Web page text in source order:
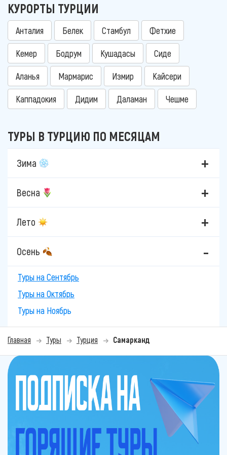
КУРОРТЫ ТУРЦИИ
Анталия Белек Стамбул Фетхие
Кемер Бодрум Кушадасы Сиде
Аланья Мармарис Измир Кайсери
Каппадокия Дидим Даламан Чешме
ТУРЫ В ТУРЦИЮ ПО МЕСЯЦАМ
Зима
Весна
Лето
Осень
Туры на Сентябрь
Туры на Октябрь
Туры на Ноябрь
Главная Туры Турция Самарканд